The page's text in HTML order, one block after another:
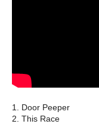
1. Door Peeper
2. This Race